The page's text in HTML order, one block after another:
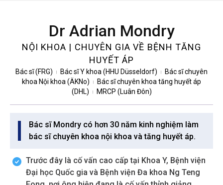
Dr Adrian Mondry
NỘI KHOA | CHUYÊN GIA VỀ BỆNH TĂNG
HUYẾT ÁP
Bác sĩ (FRG) | Bác sĩ Y khoa (HHU Düsseldorf) |
Bác sĩ chuyên
khoa Nội khoa (ÄKNo)
|
Bác sĩ chuyên khoa tăng huyết áp
(DHL)
| MRCP (Luân Đôn)
Bác sĩ Mondry có hơn 30 năm kinh nghiệm làm
bác sĩ chuyên khoa nội khoa và tăng huyết áp.
Trước đây là cố vấn cao cấp tại Khoa Y, Bệnh viện
Đại học Quốc gia và Bệnh viện Đa khoa Ng Teng